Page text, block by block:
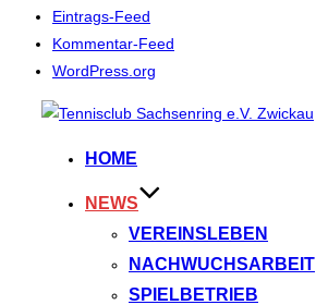
Eintrags-Feed
Kommentar-Feed
WordPress.org
HOME
NEWS
VEREINSLEBEN
NACHWUCHSARBEIT
SPIELBETRIEB